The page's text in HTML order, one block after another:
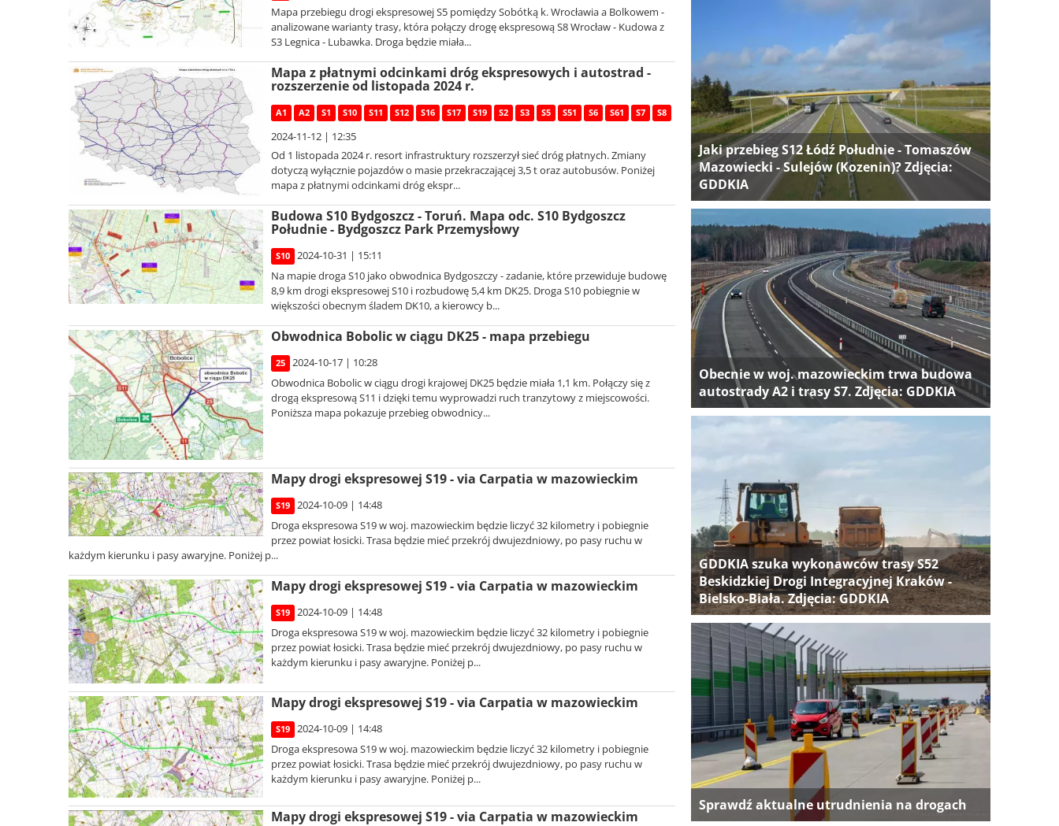
Mapa przebiegu drogi ekspresowej S5 pomiędzy Sobótką k. Wrocławia a Bolkowem -
analizowane warianty trasy, która połączy drogę ekspresową S8 Wrocław - Kudowa z
S3 Legnica - Lubawka. Droga będzie miała...
Mapa z płatnymi odcinkami dróg ekspresowych i autostrad -
rozszerzenie od listopada 2024 r.
A1 A2 S1 S10 S11 S12 S16 S17 S19 S2 S3 S5 S51 S6 S61 S7 S8
2024-11-12 | 12:35
Od 1 listopada 2024 r. resort infrastruktury rozszerzył sieć dróg płatnych. Zmiany
dotyczą wyłącznie pojazdów o masie przekraczającej 3,5 t oraz autobusów. Poniżej
mapa z płatnymi odcinkami dróg ekspr...
Budowa S10 Bydgoszcz - Toruń. Mapa odc. S10 Bydgoszcz
Południe - Bydgoszcz Park Przemysłowy
S10
2024-10-31 | 15:11
Na mapie droga S10 jako obwodnica Bydgoszczy - zadanie, które przewiduje budowę
8,9 km drogi ekspresowej S10 i rozbudowę 5,4 km DK25. Droga S10 pobiegnie w
większości obecnym śladem DK10, a kierowcy b...
Obwodnica Bobolic w ciągu DK25 - mapa przebiegu
25
2024-10-17 | 10:28
Obwodnica Bobolic w ciągu drogi krajowej DK25 będzie miała 1,1 km. Połączy się z
drogą ekspresową S11 i dzięki temu wyprowadzi ruch tranzytowy z miejscowości.
Poniższa mapa pokazuje przebieg obwodnicy...
Mapy drogi ekspresowej S19 - via Carpatia w mazowieckim
S19
2024-10-09 | 14:48
Droga ekspresowa S19 w woj. mazowieckim będzie liczyć 32 kilometry i pobiegnie
przez powiat łosicki. Trasa będzie mieć przekrój dwujezdniowy, po pasy ruchu w
każdym kierunku i pasy awaryjne. Poniżej p...
Mapy drogi ekspresowej S19 - via Carpatia w mazowieckim
S19
2024-10-09 | 14:48
Droga ekspresowa S19 w woj. mazowieckim będzie liczyć 32 kilometry i pobiegnie
przez powiat łosicki. Trasa będzie mieć przekrój dwujezdniowy, po pasy ruchu w
każdym kierunku i pasy awaryjne. Poniżej p...
Mapy drogi ekspresowej S19 - via Carpatia w mazowieckim
S19
2024-10-09 | 14:48
Droga ekspresowa S19 w woj. mazowieckim będzie liczyć 32 kilometry i pobiegnie
przez powiat łosicki. Trasa będzie mieć przekrój dwujezdniowy, po pasy ruchu w
każdym kierunku i pasy awaryjne. Poniżej p...
Mapy drogi ekspresowej S19 - via Carpatia w mazowieckim
Jaki przebieg S12 Łódź Południe - Tomaszów
Mazowiecki - Sulejów (Kozenin)? Zdjęcia:
GDDKIA
Obecnie w woj. mazowieckim trwa budowa
autostrady A2 i trasy S7. Zdjęcia: GDDKIA
GDDKIA szuka wykonawców trasy S52
Beskidzkiej Drogi Integracyjnej Kraków -
Bielsko-Biała. Zdjęcia: GDDKIA
Sprawdź aktualne utrudnienia na drogach